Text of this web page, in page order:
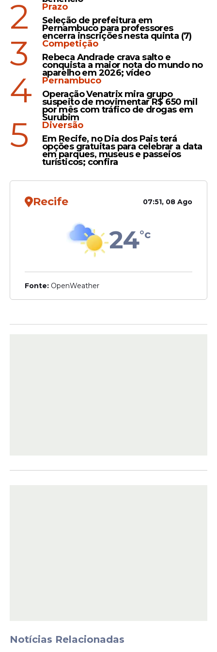
Oportunidades
Prefeitura abre seleção para
Agente de Saúde com
salário de R$ 3.242 e vale
de R$ 507,00; confira
Veja Também
Além da retificação da seleção simplificada,
aviso de adiamento do Pregão Eletrônico
nº 006/2026, vinculado ao Processo
Licitatório nº 016/2026.
2
Prazo
Seleção de prefeitura em
Pernambuco para professores
encerra inscrições nesta quinta (7)
3
Competição
Rebeca Andrade crava salto e
conquista a maior nota do mundo no
aparelho em 2026; vídeo
4
Pernambuco
Operação Venatrix mira grupo
suspeito de movimentar R$ 650 mil
por mês com tráfico de drogas em
Surubim
5
Diversão
Em Recife, no Dia dos Pais terá
opções gratuitas para celebrar a data
em parques, museus e passeios
turísticos; confira
Recife 07:51, 08 Ago
24°c
Fonte: OpenWeather
Notícias Relacionadas